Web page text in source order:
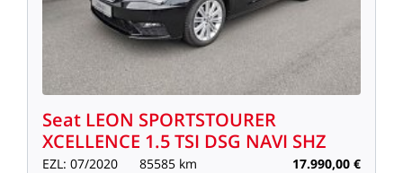
Seat LEON SPORTSTOURER
XCELLENCE 1.5TSI DSG NAVI SHZ
EZL: 07/2020 85585 km 17.990,00 €